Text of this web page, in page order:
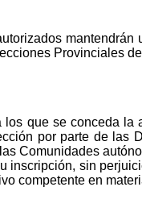
Provinciales
los que se conceda la
por parte de las
Comunidades
inscripción, sin
competente en